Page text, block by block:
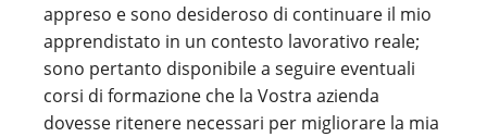
appreso e sono desideroso di continuare il mio
apprendistato in un contesto lavorativo reale;
sono pertanto disponibile a seguire eventuali
corsi di formazione che la Vostra azienda
dovesse ritenere necessari per migliorare la mia